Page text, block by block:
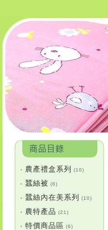
• 農產禮盒系列 (10)
• 蠶絲被 (6)
• 蠶絲內在美系列 (10)
• 農特產品 (21)
• 特價商品區 (6)